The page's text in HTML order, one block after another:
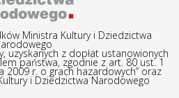
Ministra Kultury i Dziedzictwa
uzyskanych z dopłat ustanowionych
państwa, zgodnie z art. 80 ust. 1
2009 r. o grach hazardowych” oraz
i Dziedzictwa Narodowego